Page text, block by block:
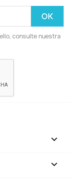
consulte nuestra

